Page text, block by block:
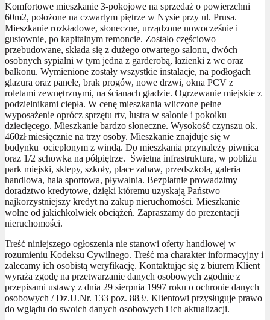
Komfortowe mieszkanie 3-pokojowe na sprzedaż o powierzchni
60m2, położone na czwartym piętrze w Nysie przy ul. Prusa.
Mieszkanie rozkładowe, słoneczne, urządzone nowocześnie i
gustownie, po kapitalnym remoncie. Zostało częściowo
przebudowane, składa się z dużego otwartego salonu, dwóch
osobnych sypialni w tym jedna z garderobą, łazienki z wc oraz
balkonu. Wymienione zostały wszystkie instalacje, na podłogach
glazura oraz panele, brak progów, nowe drzwi, okna PCV z
roletami zewnętrznymi, na ścianach gładzie. Ogrzewanie miejskie z
podzielnikami ciepła. W cenę mieszkania wliczone pełne
wyposażenie oprócz sprzętu rtv, lustra w salonie i pokoiku
dziecięcego. Mieszkanie bardzo słoneczne. Wysokość czynszu ok.
460zł miesięcznie na trzy osoby. Mieszkanie znajduje się w
budynku ocieplonym z windą. Do mieszkania przynależy piwnica
oraz 1/2 schowka na półpiętrze. Świetna infrastruktura, w pobliżu
park miejski, sklepy, szkoły, place zabaw, przedszkola, galeria
handlowa, hala sportowa, pływalnia. Bezpłatnie prowadzimy
doradztwo kredytowe, dzięki któremu uzyskają Państwo
najkorzystniejszy kredyt na zakup nieruchomości. Mieszkanie
wolne od jakichkolwiek obciążeń. Zapraszamy do prezentacji
nieruchomości.
Treść niniejszego ogłoszenia nie stanowi oferty handlowej w
rozumieniu Kodeksu Cywilnego. Treść ma charakter informacyjny i
zalecamy ich osobistą weryfikację. Kontaktując się z biurem Klient
wyraża zgodę na przetwarzanie danych osobowych zgodnie z
przepisami ustawy z dnia 29 sierpnia 1997 roku o ochronie danych
osobowych / Dz.U.Nr. 133 poz. 883/. Klientowi przysługuje prawo
do wglądu do swoich danych osobowych i ich aktualizacji.